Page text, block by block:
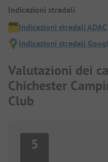
Indicazioni stradali
Indicazioni stradali ADAC
Indicazioni stradali
Valutazioni dei
Chichester
Club
5